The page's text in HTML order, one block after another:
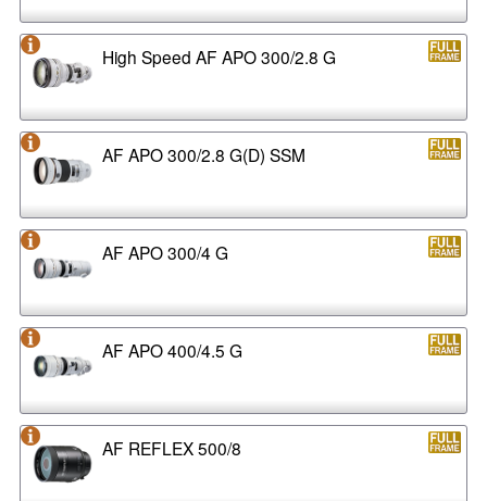
High Speed AF APO 300/2.8 G
AF APO 300/2.8 G(D) SSM
AF APO 300/4 G
AF APO 400/4.5 G
AF REFLEX 500/8